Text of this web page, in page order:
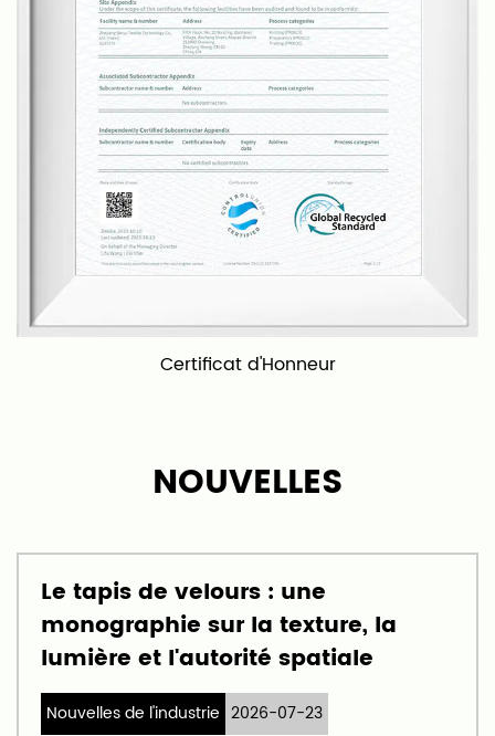
trimestre de nouveaux tissus de moquette en
fonction des tendances du marché et pouvons
également fournir des services personnalisés en
fonction des exigences de nos clients.
Nos tapis et moquettes conviennent à divers
scénarios, notamment les salons, les chambres, les
salles de bains, les cuisines, les entrées et sorties, et
plus encore. Nous sommes fiers de fournir des
produits de haute qualité et un excellent service
client, et notre objectif est de devenir l'un des
principaux fabricants de tapis et moquettes en
Chine et même dans le monde.
Certificat d'Honneur
NOUVELLES
Le tapis de velours : une
monographie sur la texture, la
lumière et l'autorité spatiale
Nouvelles de l'industrie 2026-07-23